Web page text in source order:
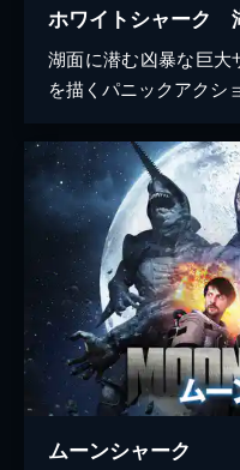
ホワイトシャーク
湖面に潜む凶暴な巨
を描くパニックアクシ
ムーンシャーク